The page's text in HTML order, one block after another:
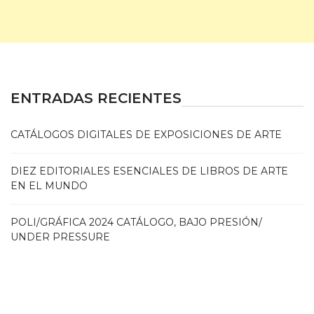
ENTRADAS RECIENTES
CATÁLOGOS DIGITALES DE EXPOSICIONES DE ARTE
DIEZ EDITORIALES ESENCIALES DE LIBROS DE ARTE
EN EL MUNDO
POLI/GRÁFICA 2024 CATÁLOGO, BAJO PRESIÓN/
UNDER PRESSURE